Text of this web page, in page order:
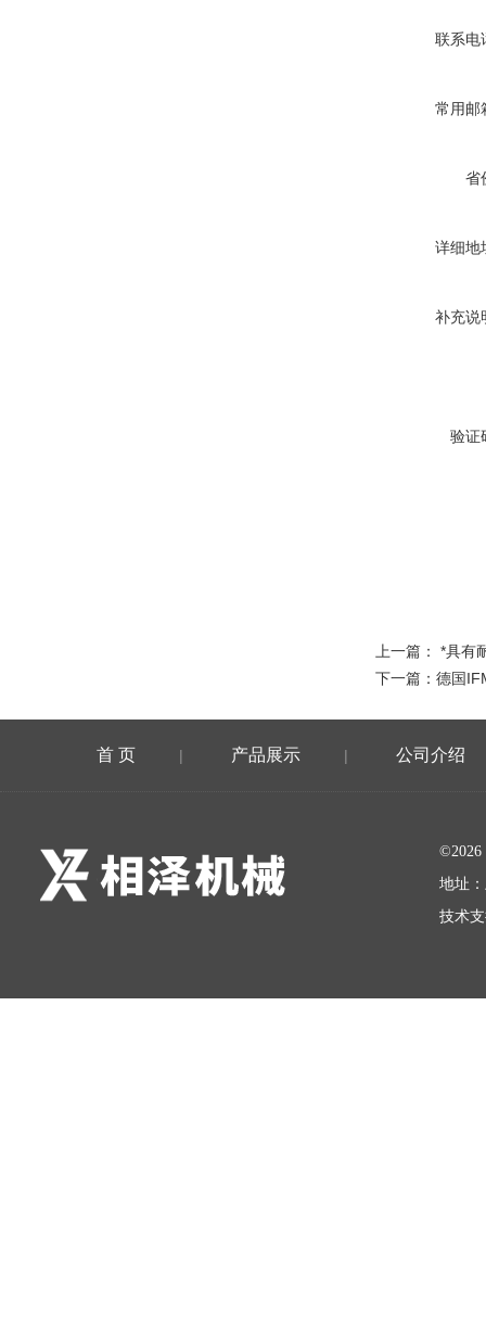
联系电
常用邮
省
详细地
补充说
验证
上一篇： *具有
下一篇： 德国
首 页 | 产品展示 | 公司介绍
地址
技术